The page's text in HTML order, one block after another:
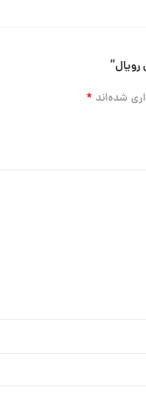
رویال”
شده‌اند *